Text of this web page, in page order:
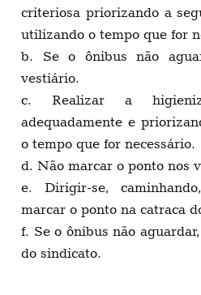
criteriosa priorizando a
utilizando o tempo que for
b. Se o ônibus não
vestiário.
c. Realizar a
adequadamente e
o tempo que for necessário.
d. Não marcar o ponto nos
e. Dirigir-se,
marcar o ponto na catraca
f. Se o ônibus não
do sindicato.